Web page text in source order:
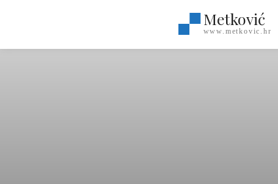
Metković
www.metkovic.hr